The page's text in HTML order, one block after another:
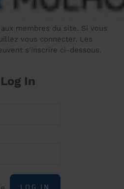
membres du site. Si vous
vous connecter. Les
s'inscrire ci-dessous.
In